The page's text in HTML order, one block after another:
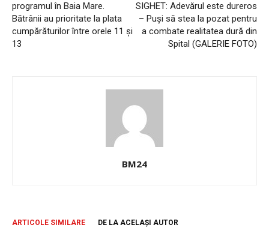
programul în Baia Mare.
Bătrânii au prioritate la plata
cumpărăturilor între orele 11 și
13
SIGHET: Adevărul este dureros
– Puși să stea la pozat pentru
a combate realitatea dură din
Spital (GALERIE FOTO)
BM24
ARTICOLE SIMILARE DE LA ACELAȘI AUTOR